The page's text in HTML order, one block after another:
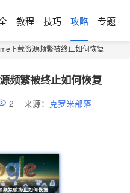
教程 技巧 攻略 专题
下载资源频繁被终止如何恢复
频繁被终止如何恢复
2 来源： 克罗米部落